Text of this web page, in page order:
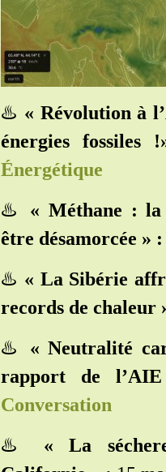
♨️ « Révolution à
énergies fossiles
Énergétique
♨️ « Méthane :
être désamorcée » :
♨️ « La Sibérie
records de chaleur
♨️ « Neutralité
rapport de
Conversation
♨️ « La